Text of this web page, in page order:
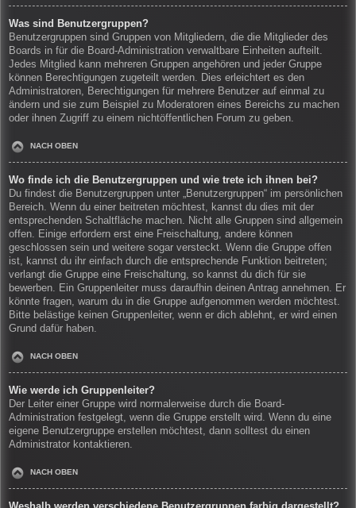
Was sind Benutzergruppen?
Benutzergruppen sind Gruppen von Mitgliedern, die die Mitglieder des
Boards in für die Board-Administration verwaltbare Einheiten aufteilt.
Jedes Mitglied kann mehreren Gruppen angehören und jeder Gruppe
können Berechtigungen zugeteilt werden. Dies erleichtert es den
Administratoren, Berechtigungen für mehrere Benutzer auf einmal zu
ändern und sie zum Beispiel zu Moderatoren eines Bereichs zu machen
oder ihnen Zugriff zu einem nichtöffentlichen Forum zu geben.
NACH OBEN
Wo finde ich die Benutzergruppen und wie trete ich ihnen bei?
Du findest die Benutzergruppen unter „Benutzergruppen“ im persönlichen
Bereich. Wenn du einer beitreten möchtest, kannst du dies mit der
entsprechenden Schaltfläche machen. Nicht alle Gruppen sind allgemein
offen. Einige erfordern erst eine Freischaltung, andere können
geschlossen sein und weitere sogar versteckt. Wenn die Gruppe offen
ist, kannst du ihr einfach durch die entsprechende Funktion beitreten;
verlangt die Gruppe eine Freischaltung, so kannst du dich für sie
bewerben. Ein Gruppenleiter muss daraufhin deinen Antrag annehmen. Er
könnte fragen, warum du in die Gruppe aufgenommen werden möchtest.
Bitte belästige keinen Gruppenleiter, wenn er dich ablehnt, er wird einen
Grund dafür haben.
NACH OBEN
Wie werde ich Gruppenleiter?
Der Leiter einer Gruppe wird normalerweise durch die Board-
Administration festgelegt, wenn die Gruppe erstellt wird. Wenn du eine
eigene Benutzergruppe erstellen möchtest, dann solltest du einen
Administrator kontaktieren.
NACH OBEN